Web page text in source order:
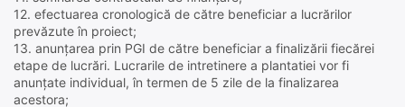
12. efectuarea cronologică de către beneficiar a lucrărilor
prevăzute în proiect;
13. anunțarea prin PGI de către beneficiar a finalizării fiecărei
etape de lucrări. Lucrarile de intretinere a plantatiei vor fi
anunțate individual, în termen de 5 zile de la finalizarea
acestora;